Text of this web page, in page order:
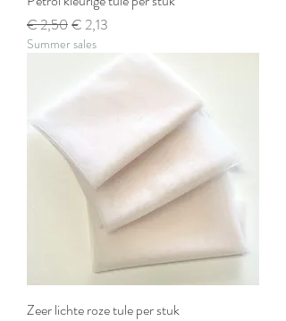
Normale prijs
€ 2,50Verkoopprijs
€ 2,13
Summer sales
Zeer lichte roze tule per stuk